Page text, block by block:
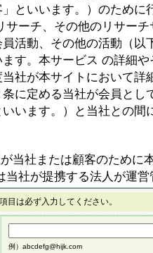
といいます。）のために
サーチ、その他のリサー
活動、その他の活動（以
ます。本サービス の詳細
社が本サイトにおいて詳
に定める当社が会員とし
います。）と当社との間
当社または顧客のために
当社が提携する法人が運
いいます。）上に本サー
ケー ト調査に回答する
集計・分析その他の利用を
サービスは、それぞれの目
目は必ず入力してください。
例）abcdefg@hijk.com